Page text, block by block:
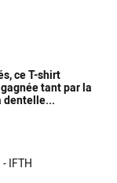
ce T-shirt
tant par la
dentelle...
IFTH